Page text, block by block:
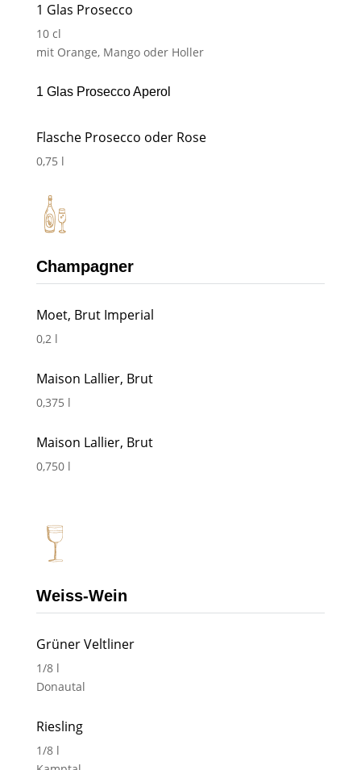
1 Glas Prosecco
10 cl
mit Orange, Mango oder Holler
1 Glas Prosecco Aperol
Flasche Prosecco oder Rose
0,75 l
Champagner
Moet, Brut Imperial
0,2 l
Maison Lallier, Brut
0,375 l
Maison Lallier, Brut
0,750 l
Weiss-Wein
Grüner Veltliner
1/8 l
Donautal
Riesling
1/8 l